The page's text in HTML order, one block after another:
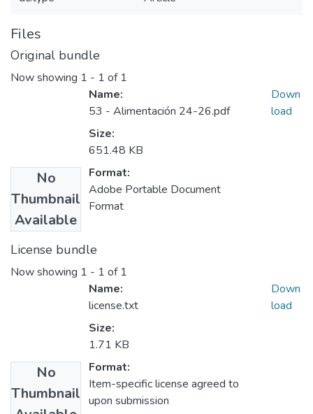
Files
Original bundle
Now showing 1 - 1 of 1
No
Thumbnail
Available
Name:
53 - Alimentación 24-26.pdf
Size:
651.48 KB
Format:
Adobe Portable Document
Format
Down
load
License bundle
Now showing 1 - 1 of 1
No
Thumbnail
Name:
license.txt
Size:
1.71 KB
Format:
Item-specific license agreed to
upon submission
Down
load